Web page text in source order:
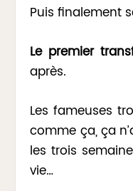
Puis finalement
Le premier
après.
Les fameuses
comme ça, ça
les trois
vie…